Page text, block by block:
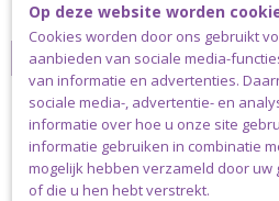
Op deze website worden
Cookies worden door ons gebruikt
aanbieden van sociale media-
van informatie en advertenties.
sociale media-, advertentie- en
informatie over hoe u onze site
informatie gebruiken in combinatie
mogelijk hebben verzameld door
of die u hen hebt verstrekt.
Op voorraad
IN WINKELWAGEN